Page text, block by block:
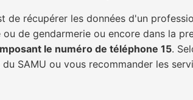
de récupérer les données d'un
de gendarmerie ou encore dans la
le numéro de téléphone 15.
SAMU ou vous recommander les